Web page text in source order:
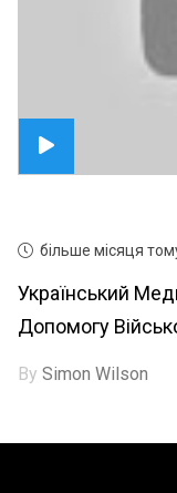
більше місяця
Український
Допомогу
BySimon Wilson